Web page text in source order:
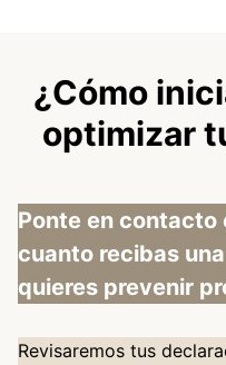
¿Cómo
optimizar
Ponte en contacto
cuanto recibas
quieres prevenir
Revisaremos tus